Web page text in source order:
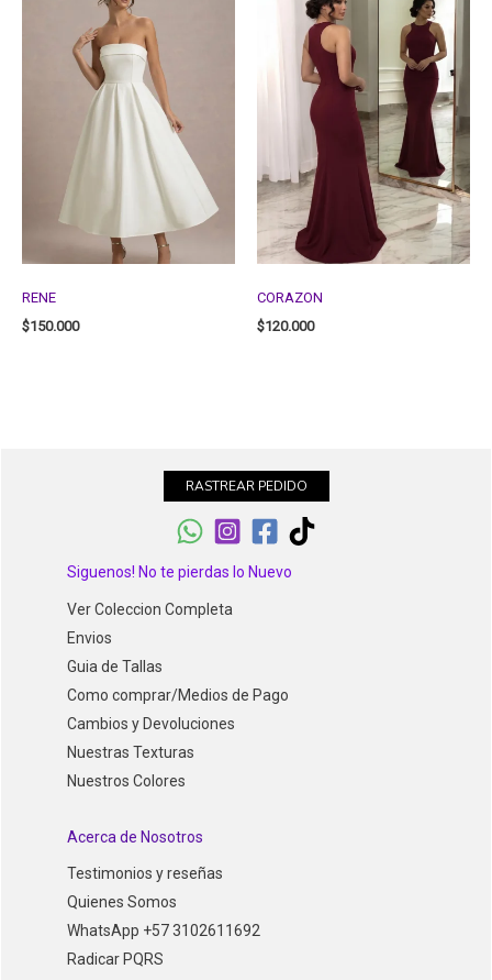
RENE
$150.000
CORAZON
$120.000
RASTREAR PEDIDO
Siguenos! No te pierdas lo Nuevo
Ver Coleccion Completa
Envios
Guia de Tallas
Como comprar/Medios de Pago
Cambios y Devoluciones
Nuestras Texturas
Nuestros Colores
Acerca de Nosotros
Testimonios y reseñas
Quienes Somos
WhatsApp +57 3102611692
Radicar PQRS